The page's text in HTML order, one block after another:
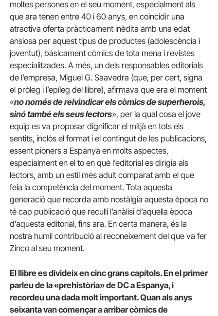
moltes persones en el seu moment, especialment als
que ara tenen entre 40 i 60 anys, en coincidir una
atractiva oferta pràcticament inèdita amb una edat
ansiosa per aquest tipus de productes (adolescència i
joventut), bàsicament còmics de tota mena i revistes
especialitzades. A més, un dels responsables editorials
de l’empresa, Miguel G. Saavedra (que, per cert, signa
el pròleg i l’epíleg del llibre), afirmava que era el moment
«no només de reivindicar els còmics de superherois,
sinó també els seus lectors», per la qual cosa el jove
equip es va proposar dignificar el mitjà en tots els
sentits, inclòs el format i el contingut de les publicacions,
essent pioners a Espanya en molts aspectes,
especialment en el to en què l’editorial es dirigia als
lectors, amb un estil més adult comparat amb el que
feia la competència del moment. Tota aquesta
generació que recorda amb nostàlgia aquesta època no
té cap publicació que reculli l’anàlisi d’aquella època
d’aquesta editorial, fins ara. En certa manera, és la
nostra humil contribució al reconeixement del que va fer
Zinco al seu moment.
El llibre es divideix en cinc grans capítols. En el primer
parleu de la «prehistòria» de DC a Espanya, i
recordeu una dada molt important. Quan als anys
seixanta van començar a arribar còmics de